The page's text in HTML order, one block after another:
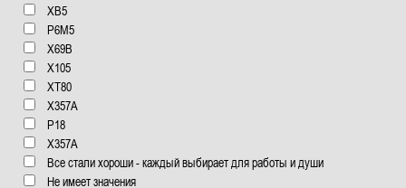
ХВ5
Р6М5
Х69В
Х105
XT80
X357A
Р18
Х357А
Все стали хороши - каждый выбирает для работы и души
Не имеет значения